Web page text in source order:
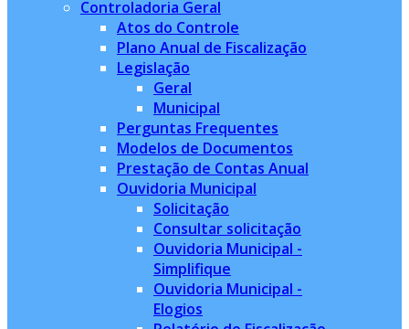
Controladoria Geral
Atos do Controle
Plano Anual de Fiscalização
Legislação
Geral
Municipal
Perguntas Frequentes
Modelos de Documentos
Prestação de Contas Anual
Ouvidoria Municipal
Solicitação
Consultar solicitação
Ouvidoria Municipal -
Simplifique
Ouvidoria Municipal -
Elogios